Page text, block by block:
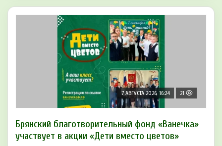
7 АВГУСТА 2026, 16:24 21
Брянский благотворительный фонд «Ванечка»
участвует в акции «Дети вместо цветов»